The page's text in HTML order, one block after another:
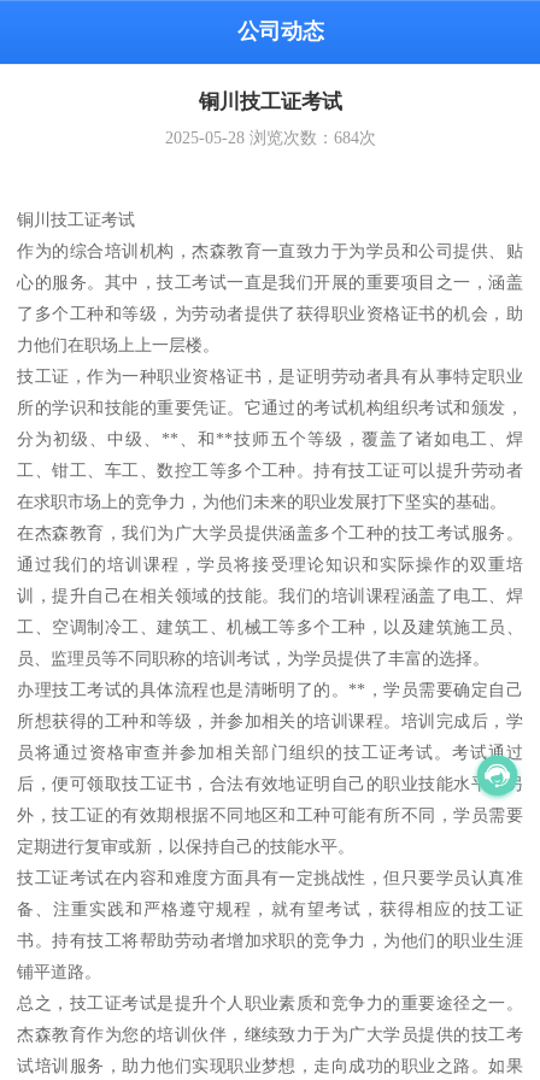
公司动态
铜川技工证考试
2025-05-28浏览次数： 684次
铜川技工证考试
作为的综合培训机构，杰森教育一直致力于为学员和公司提供、贴
心的服务。其中，技工考试一直是我们开展的重要项目之一，涵盖
了多个工种和等级，为劳动者提供了获得职业资格证书的机会，助
力他们在职场上上一层楼。
技工证，作为一种职业资格证书，是证明劳动者具有从事特定职业
所的学识和技能的重要凭证。它通过的考试机构组织考试和颁发，
分为初级、中级、**、和**技师五个等级，覆盖了诸如电工、焊
工、钳工、车工、数控工等多个工种。持有技工证可以提升劳动者
在求职市场上的竞争力，为他们未来的职业发展打下坚实的基础。
在杰森教育，我们为广大学员提供涵盖多个工种的技工考试服务。
通过我们的培训课程，学员将接受理论知识和实际操作的双重培
训，提升自己在相关领域的技能。我们的培训课程涵盖了电工、焊
工、空调制冷工、建筑工、机械工等多个工种，以及建筑施工员、
员、监理员等不同职称的培训考试，为学员提供了丰富的选择。
办理技工考试的具体流程也是清晰明了的。**，学员需要确定自己
所想获得的工种和等级，并参加相关的培训课程。培训完成后，学
员将通过资格审查并参加相关部门组织的技工证考试。考试通过
后，便可领取技工证书，合法有效地证明自己的职业技能水平。另
外，技工证的有效期根据不同地区和工种可能有所不同，学员需要
定期进行复审或新，以保持自己的技能水平。
技工证考试在内容和难度方面具有一定挑战性，但只要学员认真准
备、注重实践和严格遵守规程，就有望考试，获得相应的技工证
书。持有技工将帮助劳动者增加求职的竞争力，为他们的职业生涯
铺平道路。
总之，技工证考试是提升个人职业素质和竞争力的重要途径之一。
杰森教育作为您的培训伙伴，继续致力于为广大学员提供的技工考
试培训服务，助力他们实现职业梦想，走向成功的职业之路。如果